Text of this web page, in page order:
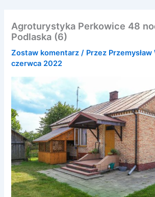
Agroturystyka Perkowice 48
Podlaska (6)
Zostaw komentarz / Przez
czerwca 2022